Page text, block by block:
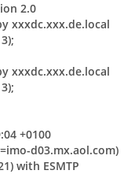
2.0
xxxdc.xxx.de.local
xxxdc.xxx.de.local
+0100
d03.mx.aol.com)
with ESMTP